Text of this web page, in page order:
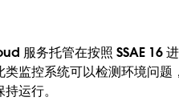
服务托管在按照 SSAE 16
类监控系统可以检测环境问
运行。